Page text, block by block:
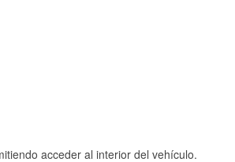
acceder al interior del vehículo.